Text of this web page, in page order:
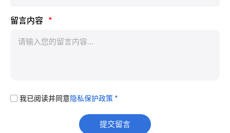
留言内容 *
我已阅读并同意 隐私保护政策 *